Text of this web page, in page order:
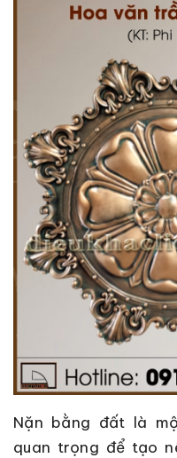
Nặn bằng đất là
quan trọng để tạo